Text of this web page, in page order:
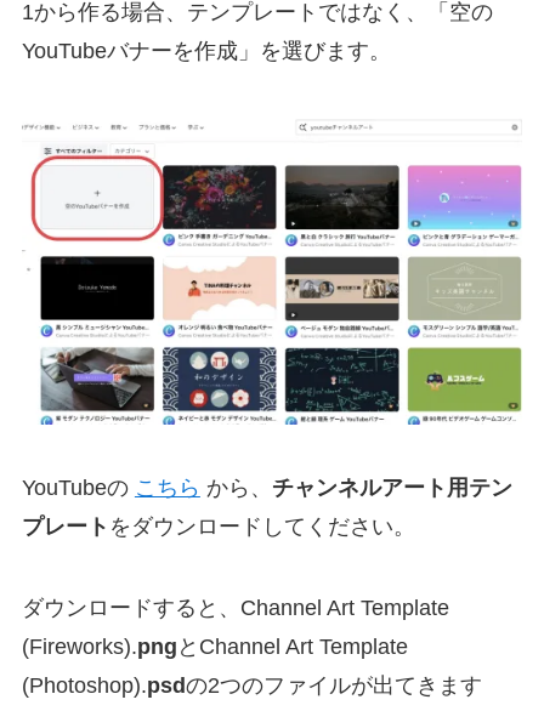
1から作る場合、テンプレートではなく、「空の
YouTubeバナーを作成」を選びます。
YouTubeの こちら から、 チャンネルアート用テン
プレート をダウンロードしてください。
ダウンロードすると、Channel Art Template
(Fireworks).png とChannel Art Template
(Photoshop).psdの2つのファイルが出てきます